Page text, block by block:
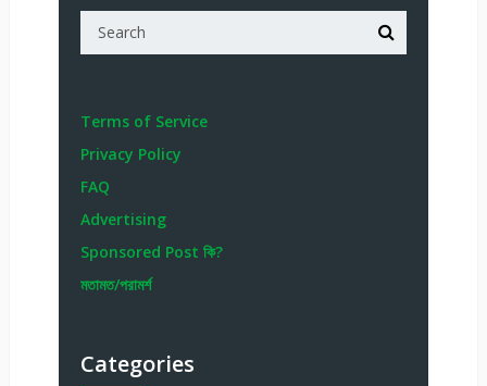
Terms of Service
Privacy Policy
FAQ
Advertising
Sponsored Post কি?
মতামত/পরামর্শ
Categories